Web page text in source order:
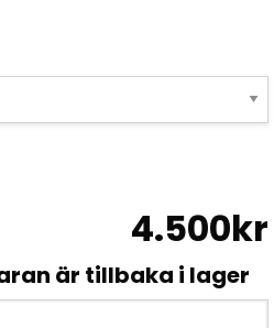
4.500kr
är tillbaka i lager